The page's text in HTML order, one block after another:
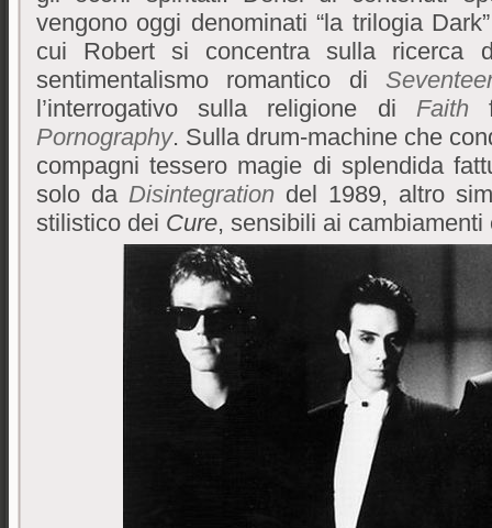
vengono oggi denominati “la trilogia
cui Robert si concentra sulla ricerca
sentimentalismo romantico di
l’interrogativo sulla religione di
Faith
Pornography. Sulla drum-machine che
compagni tessero magie di splendida
solo da Disintegration del 1989, altro
stilistico dei Cure, sensibili ai